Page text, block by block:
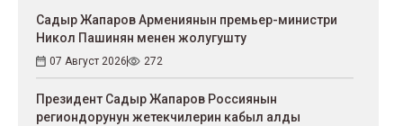
Садыр Жапаров Армениянын премьер-министри
Никол Пашинян менен жолугушту
07 Август 2026 272
Президент Садыр Жапаров Россиянын
региондорунун жетекчилерин кабыл алды